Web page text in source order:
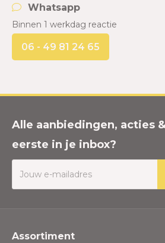
Whatsapp
Binnen 1 werkdag reactie
06 - 49 81 24 65
Alle aanbiedingen, acties
eerste in je inbox?
Assortiment